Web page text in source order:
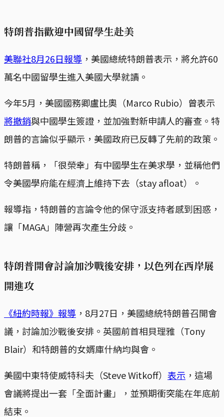
特朗普指歡迎中國留學生赴美
美聯社8月26日報導 ，美國總統特朗普表示，將允許60
萬名中國留學生進入美國大學就讀。
今年5月，美國國務卿盧比奧（Marco Rubio）曾表示
將撤銷與中國學生簽證，並加強對新申請人的審查。特
朗普的言論似乎顯示，美國政府已反轉了先前的政策。
特朗普稱，「很榮幸」有中國學生在美求學，並稱他們
令美國學府能在經濟上維持下去（stay afloat）。
報導指，特朗普的言論令他的保守派支持者感到困惑，
讓「MAGA」陣營再次產生分歧。
特朗普開會討論加沙戰後安排，以色列在西岸展
開進攻
《紐約時報》報導 ，8月27日，美國總統特朗普召開會
議，討論加沙戰後安排。英國前首相貝理雅（Tony
Blair）和特朗普的女婿庫什納均與會。
美國中東特使威特科夫（Steve Witkoff） 表示 ，這場
會議將提出一套「全面計畫」，並預期衝突能在年底前
結束。